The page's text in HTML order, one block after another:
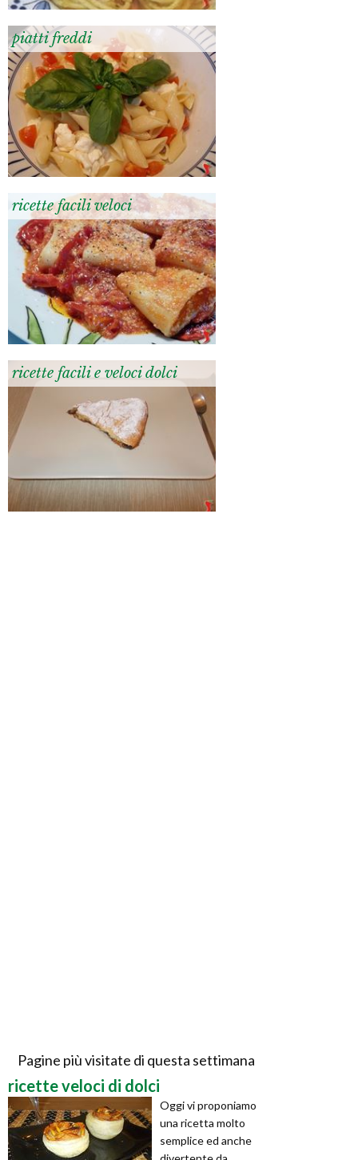
piatti freddi
ricette facili veloci
ricette facili e veloci dolci
Pagine più visitate di questa settimana
ricette veloci di dolci
Oggi vi proponiamo
una ricetta molto
semplice ed anche